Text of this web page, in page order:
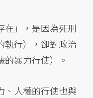
在」，是因為死刑
執行），卻對政治
暴力行使）。
、人權的行使也與